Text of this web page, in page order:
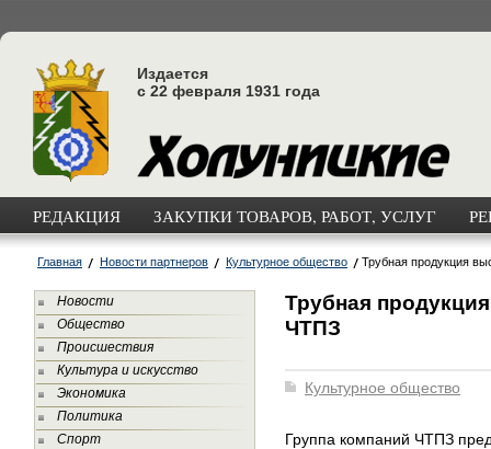
Издается
с 22 февраля 1931 года
РЕДАКЦИЯ ЗАКУПКИ ТОВАРОВ, РАБОТ, УСЛУГ
Главная Новости партнеров Культурное общество Трубная продукция
Новости
Общество
Происшествия
Культура и искусство
Экономика
Политика
Спорт
Трубная
ЧТПЗ
Культурное общество
Группа компаний ЧТПЗ